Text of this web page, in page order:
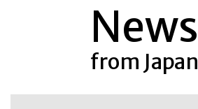
Français
News
from Japan